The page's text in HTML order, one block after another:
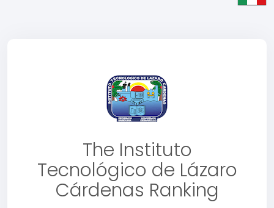
The Instituto
Tecnológico de Lázaro
Cárdenas Ranking